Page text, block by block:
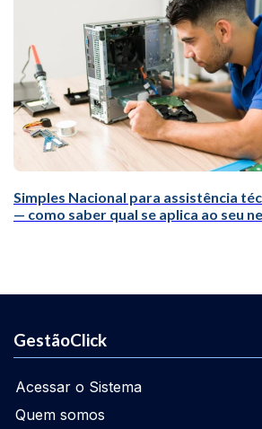
Simples Nacional para assistência
— como saber qual se aplica ao seu
GestãoClick
Acessar o Sistema
Quem somos